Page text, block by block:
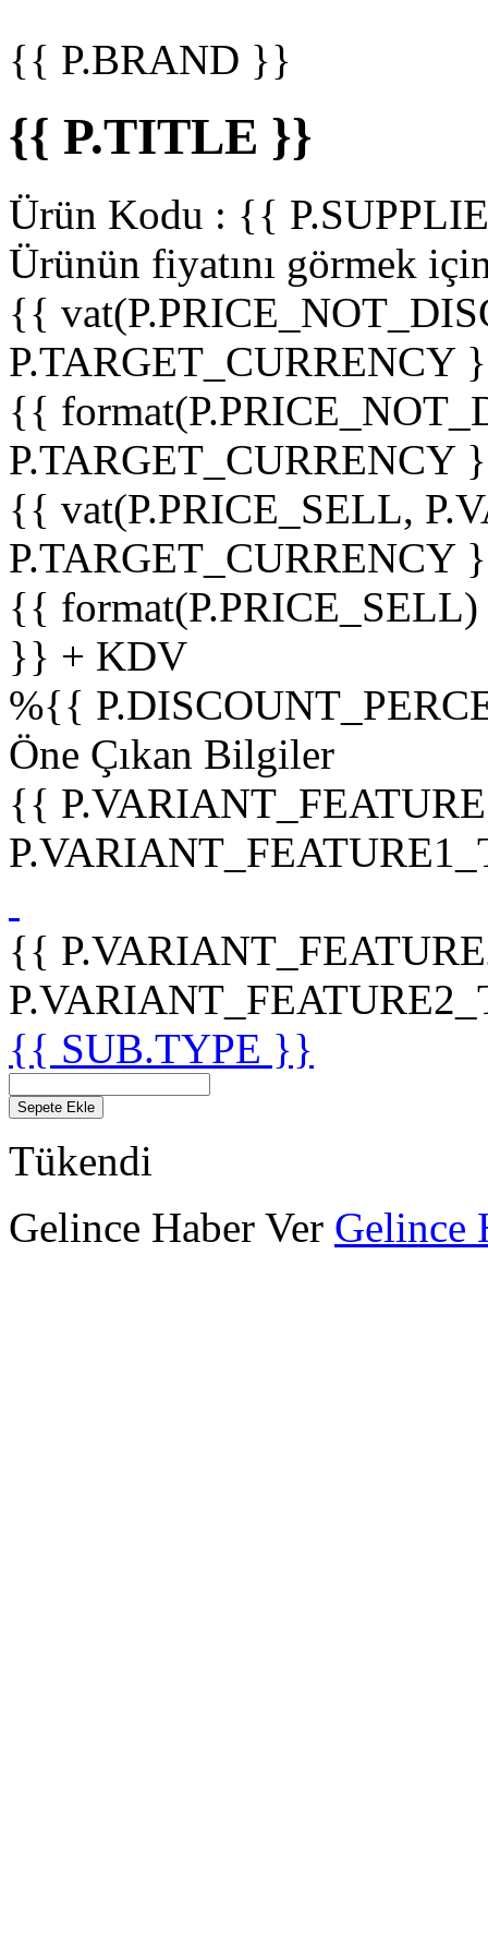
{{ P.BRAND }}
{{ P.TITLE }}
Ürün Kodu : {{
Ürünün fiyatını görmek
{{
P.TARGET_CURRENCY
{{
P.TARGET_CURRENCY
{{ vat(P.PRICE_SELL,
P.TARGET_CURRENCY
{{
}} + KDV
%{{
Öne Çıkan Bilgiler
{{
{{
{{ SUB.TYPE }}
Sepete Ekle
Tükendi
Gelince Haber Ver Gelince